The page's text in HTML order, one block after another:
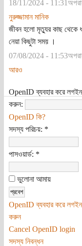
18/11/2024 -
নুরুজ্জামান মানিক
জীবন হলো মৃত্যুর কাছ থেকে
নেয়া কিছুটা সময় ।
07/08/2024 -
আরও
OpenID ব্যবহার করে লগইন
করুন:
OpenID কি?
সদস্য পরিচয়: *
পাসওয়ার্ড: *
ভুলোনা আমায়
OpenID ব্যবহার করে লগইন
করুন
Cancel OpenID login
সদস্য নিবন্ধন